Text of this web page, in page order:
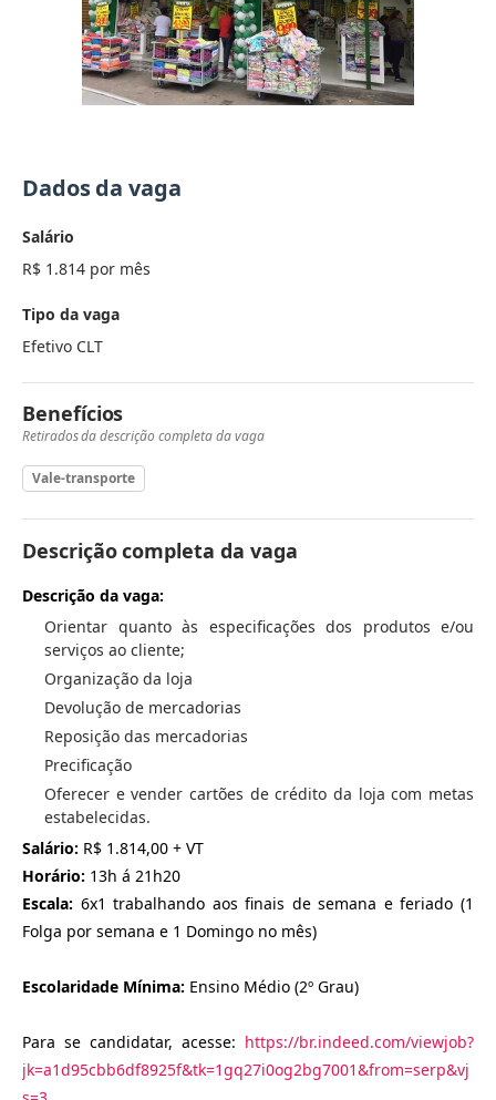
Dados da vaga
Salário
R$ 1.814 por mês
Tipo da vaga
Efetivo CLT
Benefícios
Retirados da descrição completa da vaga
Vale-transporte
Descrição completa da vaga
Descrição da vaga:
Orientar quanto às especificações dos produtos e/ou
serviços ao cliente;
Organização da loja
Devolução de mercadorias
Reposição das mercadorias
Precificação
Oferecer e vender cartões de crédito da loja com metas
estabelecidas.
Salário: R$ 1.814,00 + VT
Horário: 13h á 21h20
Escala: 6x1 trabalhando aos finais de semana e feriado (1
Folga por semana e 1 Domingo no mês)
Escolaridade Mínima: Ensino Médio (2º Grau)
Para se candidatar, acesse: https://br.indeed.com/viewjob?
jk=a1d95cbb6df8925f&tk=1gq27i0og2bg7001&from=serp&vj